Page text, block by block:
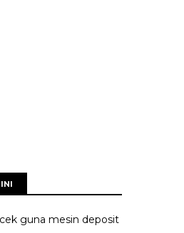
guna mesin deposit